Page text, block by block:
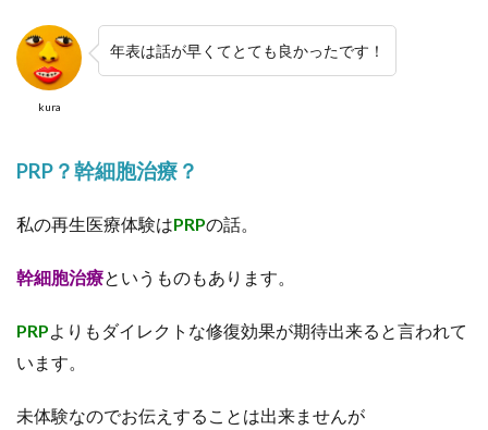
kura
年表は話が早くてとても良かったです！
PRP？幹細胞治療？
私の再生医療体験はPRPの話。
幹細胞治療というものもあります。
PRPよりもダイレクトな修復効果が期待出来ると言われて
います。
未体験なのでお伝えすることは出来ませんが